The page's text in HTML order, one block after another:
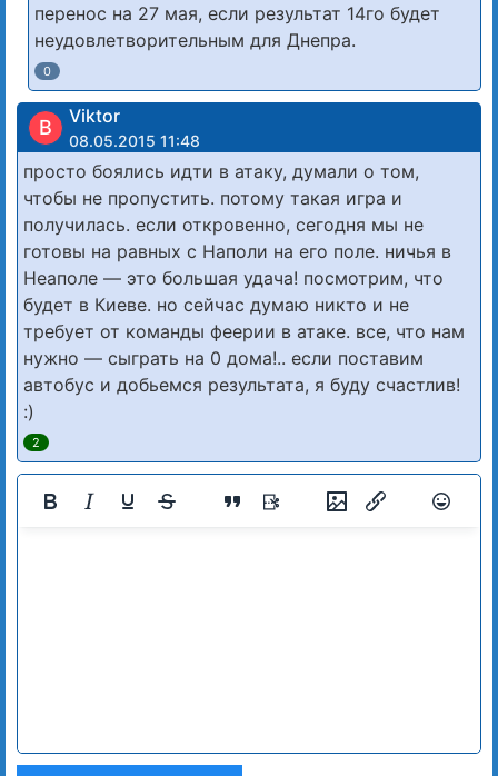
перенос на 27 мая, если результат 14го будет
неудовлетворительным для Днепра.
0
В Viktor
08.05.2015 11:48
просто боялись идти в атаку, думали о том,
чтобы не пропустить. потому такая игра и
получилась. если откровенно, сегодня мы не
готовы на равных с Наполи на его поле. ничья в
Неаполе — это большая удача! посмотрим, что
будет в Киеве. но сейчас думаю никто и не
требует от команды феерии в атаке. все, что нам
нужно — сыграть на 0 дома!.. если поставим
автобус и добьемся результата, я буду счастлив!
:)
2